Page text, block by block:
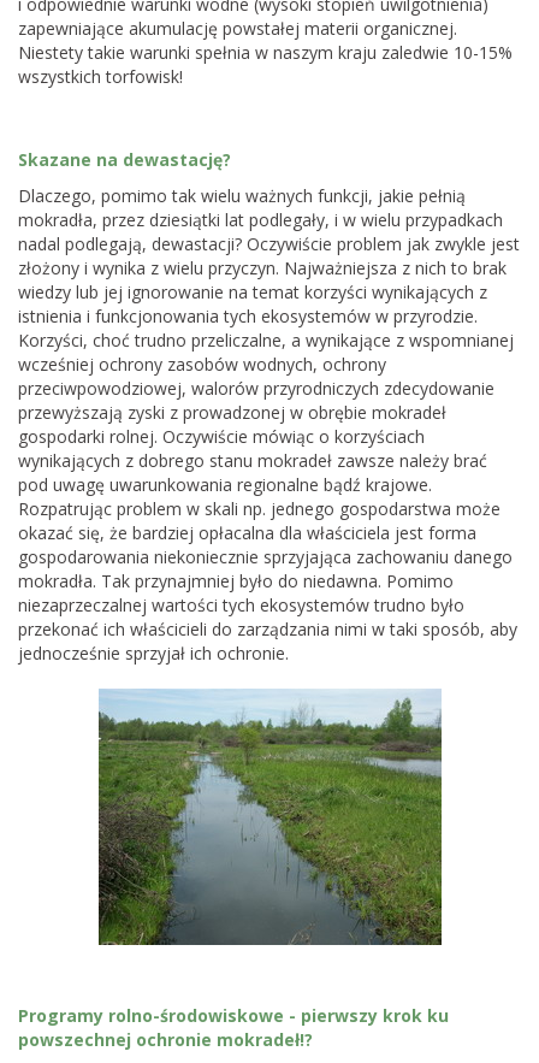
i odpowiednie warunki wodne (wysoki stopień uwilgotnienia)
zapewniające akumulację powstałej materii organicznej.
Niestety takie warunki spełnia w naszym kraju zaledwie 10-15%
wszystkich torfowisk!
Skazane na dewastację?
Dlaczego, pomimo tak wielu ważnych funkcji, jakie pełnią
mokradła, przez dziesiątki lat podlegały, i w wielu przypadkach
nadal podlegają, dewastacji? Oczywiście problem jak zwykle jest
złożony i wynika z wielu przyczyn. Najważniejsza z nich to brak
wiedzy lub jej ignorowanie na temat korzyści wynikających z
istnienia i funkcjonowania tych ekosystemów w przyrodzie.
Korzyści, choć trudno przeliczalne, a wynikające z wspomnianej
wcześniej ochrony zasobów wodnych, ochrony
przeciwpowodziowej, walorów przyrodniczych zdecydowanie
przewyższają zyski z prowadzonej w obrębie mokradeł
gospodarki rolnej. Oczywiście mówiąc o korzyściach
wynikających z dobrego stanu mokradeł zawsze należy brać
pod uwagę uwarunkowania regionalne bądź krajowe.
Rozpatrując problem w skali np. jednego gospodarstwa może
okazać się, że bardziej opłacalna dla właściciela jest forma
gospodarowania niekoniecznie sprzyjająca zachowaniu danego
mokradła. Tak przynajmniej było do niedawna. Pomimo
niezaprzeczalnej wartości tych ekosystemów trudno było
przekonać ich właścicieli do zarządzania nimi w taki sposób, aby
jednocześnie sprzyjał ich ochronie.
Programy rolno-środowiskowe - pierwszy krok ku
powszechnej ochronie mokradeł!?